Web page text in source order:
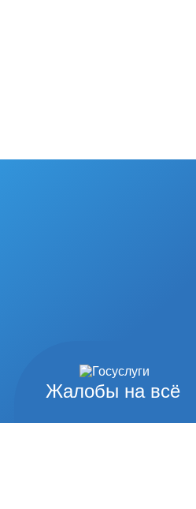
Жалобы на всё